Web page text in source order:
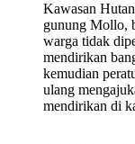
Kawasan
gunung Mollo,
warga tidak
mendirikan
kemudian
ulang
mendirikan di